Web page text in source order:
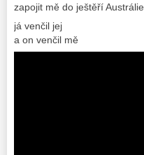
zapojit mě do ještěří Austrálie
já venčil jej
a on venčil mě